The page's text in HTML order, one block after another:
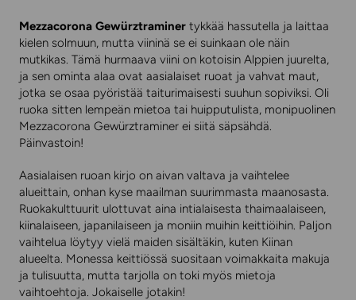
Mezzacorona Gewürztraminer tykkää hassutella ja laittaa
kielen solmuun, mutta viininä se ei suinkaan ole näin
mutkikas. Tämä hurmaava viini on kotoisin Alppien juurelta,
ja sen ominta alaa ovat aasialaiset ruoat ja vahvat maut,
jotka se osaa pyöristää taiturimaisesti suuhun sopiviksi. Oli
ruoka sitten lempeän mietoa tai huipputulista, monipuolinen
Mezzacorona Gewürztraminer ei siitä säpsähdä.
Päinvastoin!
Aasialaisen ruoan kirjo on aivan valtava ja vaihtelee
alueittain, onhan kyse maailman suurimmasta maanosasta.
Ruokakulttuurit ulottuvat aina intialaisesta thaimaalaiseen,
kiinalaiseen, japanilaiseen ja moniin muihin keittiöihin. Paljon
vaihtelua löytyy vielä maiden sisältäkin, kuten Kiinan
alueelta. Monessa keittiössä suositaan voimakkaita makuja
ja tulisuutta, mutta tarjolla on toki myös mietoja
vaihtoehtoja. Jokaiselle jotakin!